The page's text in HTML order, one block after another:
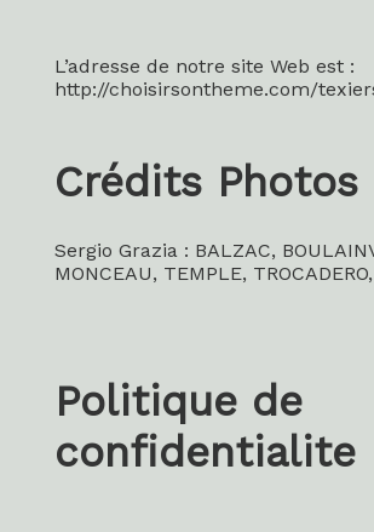
L’adresse de notre site Web est :
http://choisirsontheme.com/
Crédits Photos
Sergio Grazia : BALZAC,
MONCEAU, TEMPLE, TROCADERO,
Politique de
confidentialite